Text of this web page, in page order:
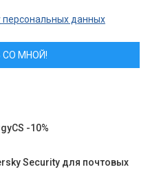
-10%
Security для почтовых
персональных данных
СО МНОЙ!